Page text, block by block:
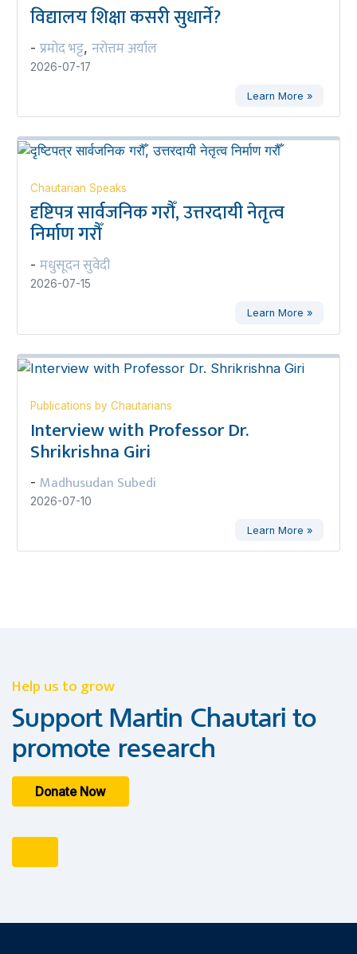
विद्यालय शिक्षा कसरी सुधार्ने?
- प्रमोद भट्ट, नरोत्तम अर्याल
2026-07-17
Learn More »
Chautarian Speaks
दृष्टिपत्र सार्वजनिक गरौँ, उत्तरदायी नेतृत्व
निर्माण गरौँ
- मधुसूदन सुवेदी
2026-07-15
Learn More »
Publications by Chautarians
Interview with Professor Dr.
Shrikrishna Giri
- Madhusudan Subedi
2026-07-10
Learn More »
Help us to grow
Support Martin Chautari to
promote research
Donate Now